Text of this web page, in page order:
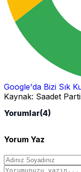
Google'da Bizi Sık
Kaynak: Saadet
Yorumlar(4)
Yorum Yaz